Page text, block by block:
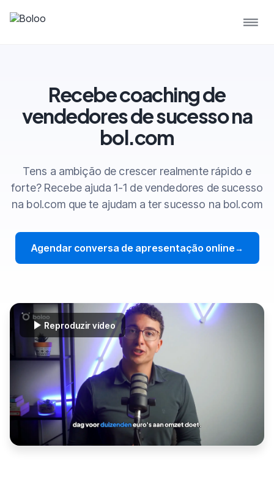
Recebe coaching de
vendedores de sucesso na
bol.com
Tens a ambição de crescer realmente rápido e
forte? Recebe ajuda 1-1 de vendedores de sucesso
na bol.com que te ajudam a ter sucesso na bol.com
Agendar conversa de apresentação online→
Reproduzir vídeo